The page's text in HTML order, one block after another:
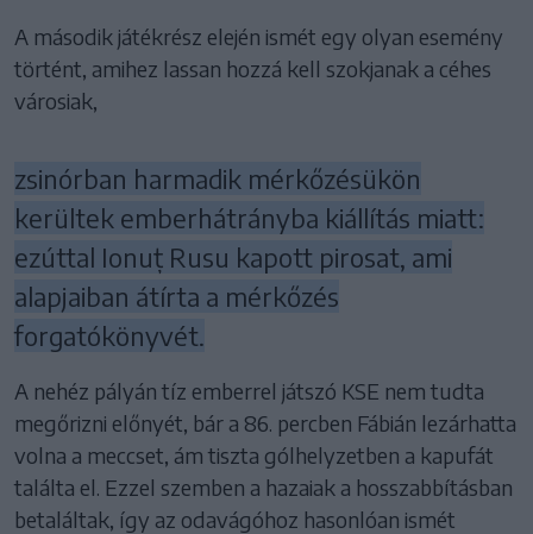
A második játékrész elején ismét egy olyan esemény
történt, amihez lassan hozzá kell szokjanak a céhes
városiak,
zsinórban harmadik mérkőzésükön
kerültek emberhátrányba kiállítás miatt:
ezúttal Ionuț Rusu kapott pirosat, ami
alapjaiban átírta a mérkőzés
forgatókönyvét.
A nehéz pályán tíz emberrel játszó KSE nem tudta
megőrizni előnyét, bár a 86. percben Fábián lezárhatta
volna a meccset, ám tiszta gólhelyzetben a kapufát
találta el. Ezzel szemben a hazaiak a hosszabbításban
betaláltak, így az odavágóhoz hasonlóan ismét